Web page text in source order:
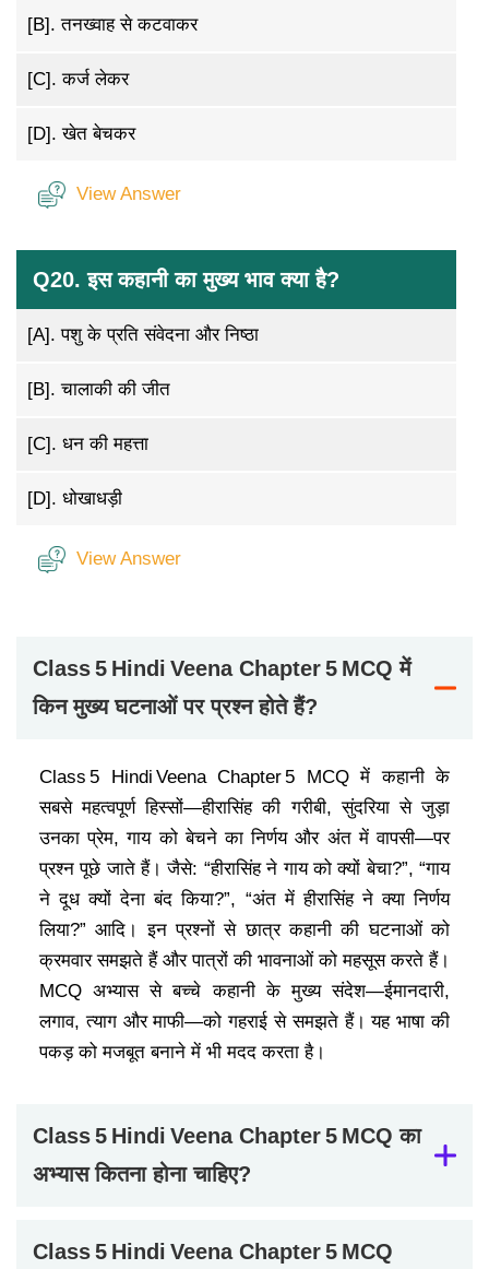
[B].तनख्वाह से कटवाकर
[C].कर्ज लेकर
[D].खेत बेचकर
View Answer
Q20. इस कहानी का मुख्य भाव क्या है?
[A].पशु के प्रति संवेदना और निष्ठा
[B].चालाकी की जीत
[C]. धन की महत्ता
[D]. धोखाधड़ी
View Answer
Class 5 Hindi Veena Chapter 5 MCQ में
किन मुख्य घटनाओं पर प्रश्न होते हैं?
Class 5 Hindi Veena Chapter 5 MCQ में कहानी के
सबसे महत्वपूर्ण हिस्सों—हीरासिंह की गरीबी, सुंदरिया से जुड़ा
उनका प्रेम, गाय को बेचने का निर्णय और अंत में वापसी—पर
प्रश्न पूछे जाते हैं। जैसे: “हीरासिंह ने गाय को क्यों बेचा?”, “गाय
ने दूध क्यों देना बंद किया?”, “अंत में हीरासिंह ने क्या निर्णय
लिया?” आदि। इन प्रश्नों से छात्र कहानी की घटनाओं को
क्रमवार समझते हैं और पात्रों की भावनाओं को महसूस करते हैं।
MCQ अभ्यास से बच्चे कहानी के मुख्य संदेश—ईमानदारी,
लगाव, त्याग और माफी—को गहराई से समझते हैं। यह भाषा की
पकड़ को मजबूत बनाने में भी मदद करता है।
Class 5 Hindi Veena Chapter 5 MCQ का
अभ्यास कितना होना चाहिए?
Class 5 Hindi Veena Chapter 5 MCQ